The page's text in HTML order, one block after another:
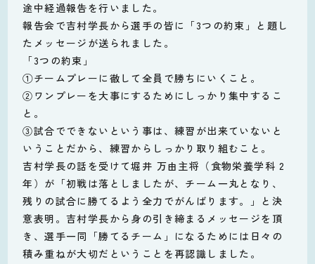
途中経過報告を行いました。
報告会で吉村学長から選手の皆に「3つの約束」と題し
たメッセージが送られました。
「3つの約束」
①チームプレーに徹して全員で勝ちにいくこと。
②ワンプレーを大事にするためにしっかり集中するこ
と。
③試合でできないという事は、練習が出来ていないと
いうことだから、練習からしっかり取り組むこと。
吉村学長の話を受けて堀井 万由主将（食物栄養学科 2
年）が「初戦は落としましたが、チーム一丸となり、
残りの試合に勝てるよう全力でがんばります。」と決
意表明。吉村学長から身の引き締まるメッセージを頂
き、選手一同「勝てるチーム」になるためには日々の
積み重ねが大切だということを再認識しました。